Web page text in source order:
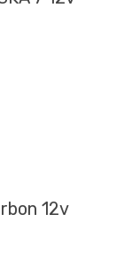
12v